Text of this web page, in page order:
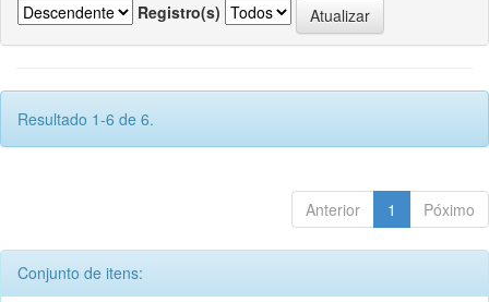
Registro(s)
Resultado 1-6 de 6.
Anterior 1 Póximo
Conjunto de itens: